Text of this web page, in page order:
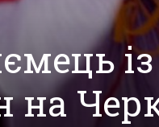
новини,
на